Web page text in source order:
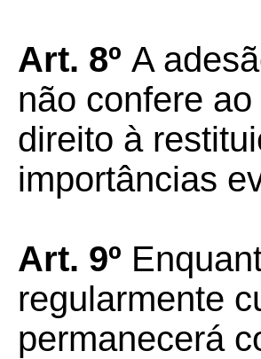
Art. 8º A
não confere
direito à
importâncias
Art. 9º
regularmente
permanecerá